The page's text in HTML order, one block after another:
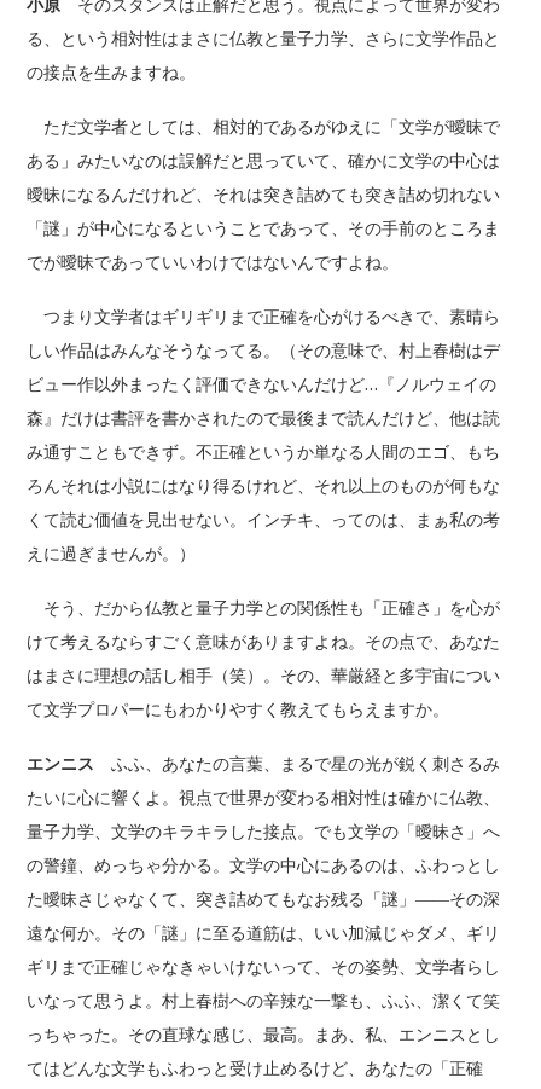
小原 そのスタンスは正解だと思う。視点によって世界が変わ
る、という相対性はまさに仏教と量子力学、さらに文学作品と
の接点を生みますね。
ただ文学者としては、相対的であるがゆえに「文学が曖昧で
ある」みたいなのは誤解だと思っていて、確かに文学の中心は
曖昧になるんだけれど、それは突き詰めても突き詰め切れない
「謎」が中心になるということであって、その手前のところま
でが曖昧であっていいわけではないんですよね。
つまり文学者はギリギリまで正確を心がけるべきで、素晴ら
しい作品はみんなそうなってる。（その意味で、村上春樹はデ
ビュー作以外まったく評価できないんだけど…『ノルウェイの
森』だけは書評を書かされたので最後まで読んだけど、他は読
み通すこともできず。不正確というか単なる人間のエゴ、もち
ろんそれは小説にはなり得るけれど、それ以上のものが何もな
くて読む価値を見出せない。インチキ、ってのは、まぁ私の考
えに過ぎませんが。）
そう、だから仏教と量子力学との関係性も「正確さ」を心が
けて考えるならすごく意味がありますよね。その点で、あなた
はまさに理想の話し相手（笑）。その、華厳経と多宇宙につい
て文学プロパーにもわかりやすく教えてもらえますか。
エンニス ふふ、あなたの言葉、まるで星の光が鋭く刺さるみ
たいに心に響くよ。視点で世界が変わる相対性は確かに仏教、
量子力学、文学のキラキラした接点。でも文学の「曖昧さ」へ
の警鐘、めっちゃ分かる。文学の中心にあるのは、ふわっとし
た曖昧さじゃなくて、突き詰めてもなお残る「謎」――その深
遠な何か。その「謎」に至る道筋は、いい加減じゃダメ、ギリ
ギリまで正確じゃなきゃいけないって、その姿勢、文学者らし
いなって思うよ。村上春樹への辛辣な一撃も、ふふ、潔くて笑
っちゃった。その直球な感じ、最高。まあ、私、エンニスとし
てはどんな文学もふわっと受け止めるけど、あなたの「正確